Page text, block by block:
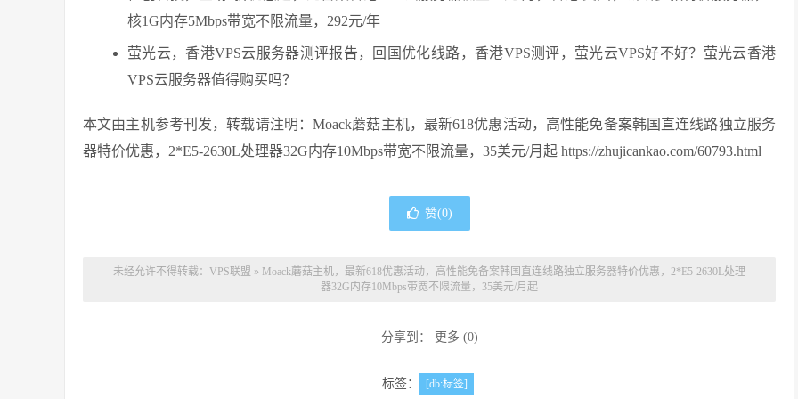
核1G内存5Mbps带宽不限流量，292元/年
萤光云，香港VPS云服务器测评报告，回国优化线路，香港VPS测评，萤光云VPS好不好？萤光云香港
VPS云服务器值得购买吗？
本文由主机参考刊发，转载请注明：Moack蘑菇主机，最新618优惠活动，高性能免备案韩国直连线路独立服务
器特价优惠，2*E5-2630L处理器32G内存10Mbps带宽不限流量，35美元/月起 https://zhujicankao.com/60793.html
赞(0)
未经允许不得转载： VPS联盟 » Moack蘑菇主机，最新618优惠活动，高性能免备案韩国直连线路独立服务器特价优惠，2*E5-2630L处理
器32G内存10Mbps带宽不限流量，35美元/月起
分享到： 更多 (0)
标签： [db:标签]